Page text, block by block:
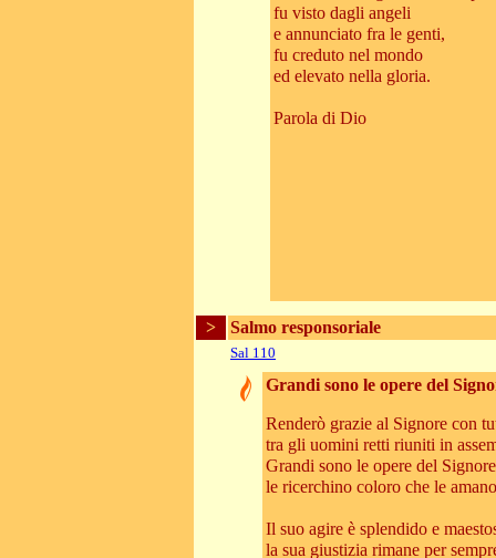
fu visto dagli angeli
e annunciato fra le genti,
fu creduto nel mondo
ed elevato nella gloria.
Parola di Dio
> Salmo responsoriale
Sal 110
Grandi sono le opere del
Renderò grazie al Signore con
tra gli uomini retti riuniti in
Grandi sono le opere del
le ricerchino coloro che le
Il suo agire è splendido e
la sua giustizia rimane per